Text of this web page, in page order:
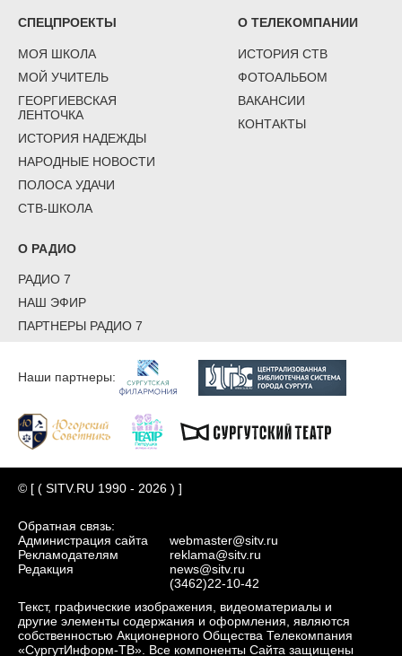
СПЕЦПРОЕКТЫ
МОЯ ШКОЛА
МОЙ УЧИТЕЛЬ
ГЕОРГИЕВСКАЯ
ЛЕНТОЧКА
ИСТОРИЯ НАДЕЖДЫ
НАРОДНЫЕ НОВОСТИ
ПОЛОСА УДАЧИ
СТВ-ШКОЛА
О ТЕЛЕКОМПАНИИ
ИСТОРИЯ СТВ
ФОТОАЛЬБОМ
ВАКАНСИИ
КОНТАКТЫ
О РАДИО
РАДИО 7
НАШ ЭФИР
ПАРТНЕРЫ РАДИО 7
Наши партнеры:
© [ ( SITV.RU 1990 - 2026 ) ]
Обратная связь:
Администрация сайта
Рекламодателям
Редакция
webmaster@sitv.ru
reklama@sitv.ru
news@sitv.ru
(3462)22-10-42
Текст, графические изображения, видеоматериалы и
другие элементы содержания и оформления, являются
собственностью Акционерного Общества Телекомпания
«СургутИнформ-ТВ». Все компоненты Сайта защищены